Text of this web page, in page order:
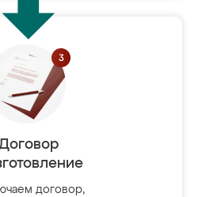
договор,